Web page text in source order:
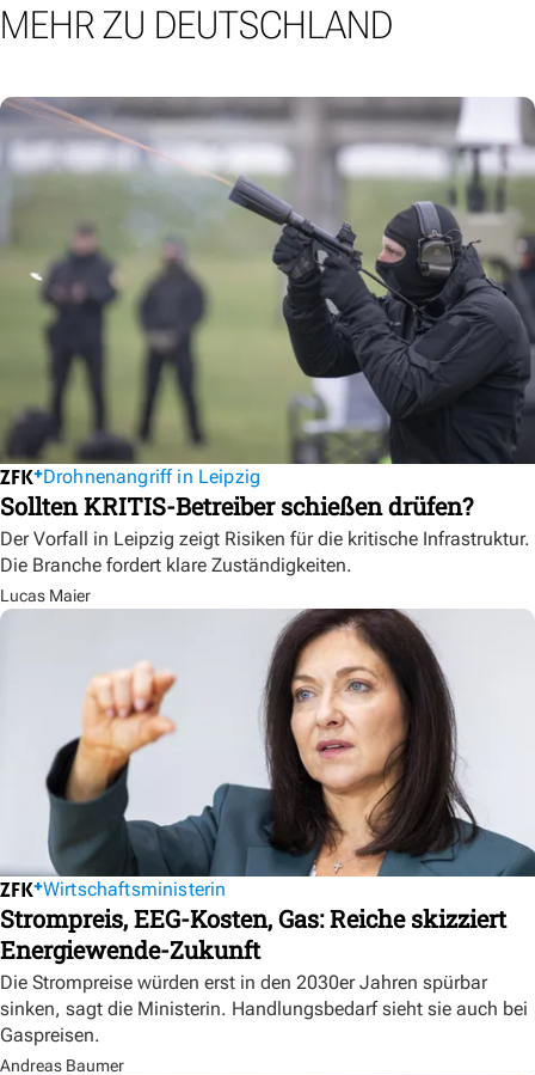
MEHR ZU DEUTSCHLAND
Drohnenangriff in Leipzig
Sollten KRITIS-Betreiber schießen drüfen?
Der Vorfall in Leipzig zeigt Risiken für die kritische Infrastruktur.
Die Branche fordert klare Zuständigkeiten.
Lucas Maier
Wirtschaftsministerin
Strompreis, EEG-Kosten, Gas: Reiche skizziert
Energiewende-Zukunft
Die Strompreise würden erst in den 2030er Jahren spürbar
sinken, sagt die Ministerin. Handlungsbedarf sieht sie auch bei
Gaspreisen.
Andreas Baumer